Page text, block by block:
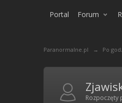
Portal Forum
Paranormalne.pl → Po
Rozpoczęty